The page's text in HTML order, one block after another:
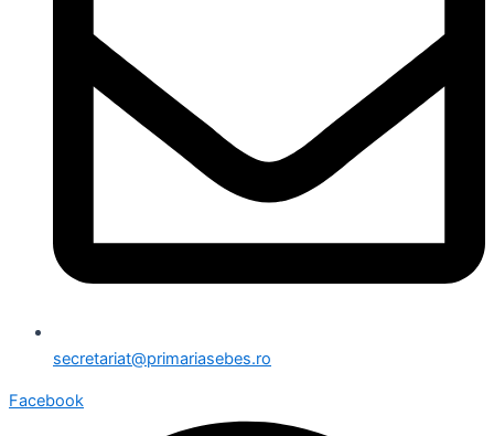
secretariat@primariasebes.ro
Facebook